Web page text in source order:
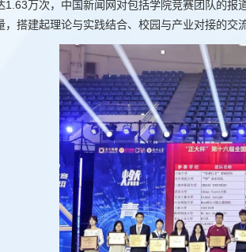
1.63万次，中国新闻网对包括学院竞赛团队的报
，搭建起理论与实践结合、校园与产业对接的交